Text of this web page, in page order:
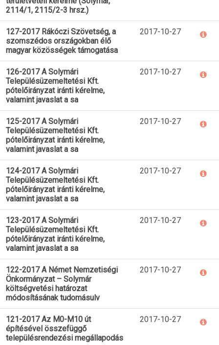
2114/1, 2115/2-3 hrsz.)
127-2017 Rákóczi Szövetség, a
szomszédos országokban élő
magyar közösségek támogatása
2017-10-27
126-2017 A Solymári
Településüzemeltetési Kft.
pótelőirányzat iránti kérelme,
valamint javaslat a sa
2017-10-27
125-2017 A Solymári
Településüzemeltetési Kft.
pótelőirányzat iránti kérelme,
valamint javaslat a sa
2017-10-27
124-2017 A Solymári
Településüzemeltetési Kft.
pótelőirányzat iránti kérelme,
valamint javaslat a sa
2017-10-27
123-2017 A Solymári
Településüzemeltetési Kft.
pótelőirányzat iránti kérelme,
valamint javaslat a sa
2017-10-27
122-2017 A Német Nemzetiségi
Önkormányzat – Solymár
költségvetési határozat
módosításának tudomásulv
2017-10-27
121-2017 Az M0-M10 út
építésével összefüggő
településrendezési megállapodás
2017-10-27